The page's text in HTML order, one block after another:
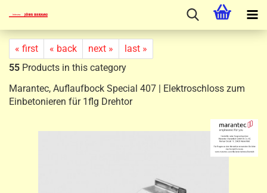
« first « back next »
last »
55 Products in this category
Marantec, Auflaufbock Special 407 | Elektroschloss zum
Einbetonieren für 1flg Drehtor